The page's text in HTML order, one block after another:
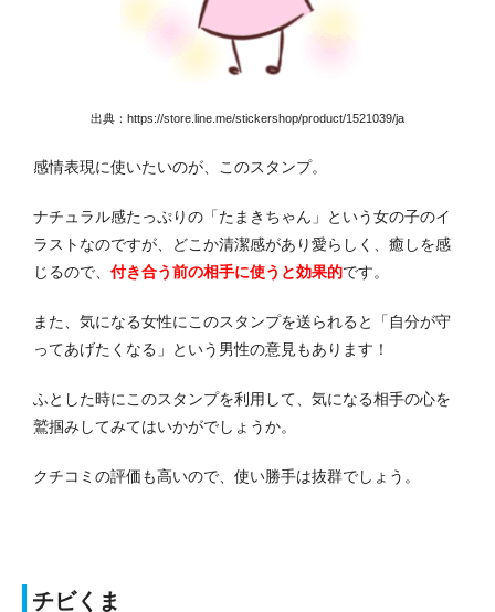
出典：https://store.line.me/stickershop/product/1521039/ja
感情表現に使いたいのが、このスタンプ。
ナチュラル感たっぷりの「たまきちゃん」という女の子のイ
ラストなのですが、どこか清潔感があり愛らしく、癒しを感
じるので、 付き合う前の相手に使うと効果的です。
また、気になる女性にこのスタンプを送られると「自分が守
ってあげたくなる」という男性の意見もあります！
ふとした時にこのスタンプを利用して、気になる相手の心を
鷲掴みしてみてはいかがでしょうか。
クチコミの評価も高いので、使い勝手は抜群でしょう。
チビくま